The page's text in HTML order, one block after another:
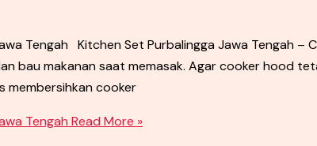
Tengah Kitchen Set Purbalingga Jawa Tengah
bau makanan saat memasak. Agar cooker hood
membersihkan cooker
Tengah Read More »